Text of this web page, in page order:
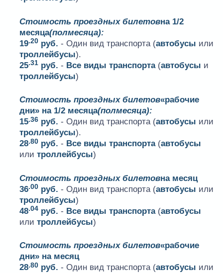
Стоимость проездных билетовна 1/2
месяца(полмесяца):
19.20 руб. - Один вид транспорта (автобусы или
троллейбусы).
25.31 руб. - Все виды транспорта(автобусы и
троллейбусы)
Стоимость проездных билетов«рабочие
дни» на 1/2 месяца(полмесяца):
15.36 руб. - Один вид транспорта (автобусы или
троллейбусы).
28.80 руб. - Все виды транспорта(автобусы
илитроллейбусы)
Стоимость проездных билетовна месяц
36.00 руб. - Один вид транспорта (автобусы или
троллейбусы)
48.04 руб. - Все виды транспорта(автобусы
илитроллейбусы)
Стоимость проездных билетов«рабочие
дни» на месяц
28.80 руб. - Один вид транспорта (автобусы или